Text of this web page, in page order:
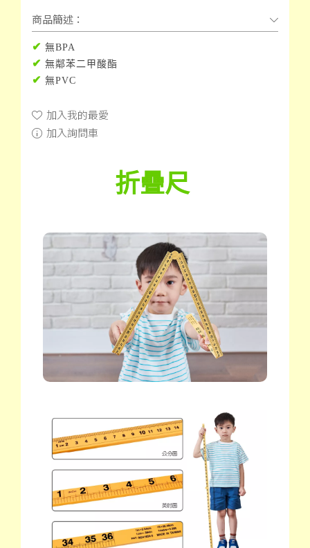
商品簡述：
✔ 無BPA
✔ 無鄰苯二甲酸酯
✔ 無PVC
加入我的最愛
加入詢問車
折疊尺